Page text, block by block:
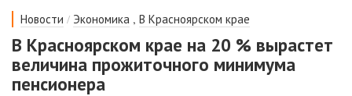
Новости / Экономика , В Красноярском крае
В Красноярском крае на 20 % вырастет
величина прожиточного минимума
пенсионера